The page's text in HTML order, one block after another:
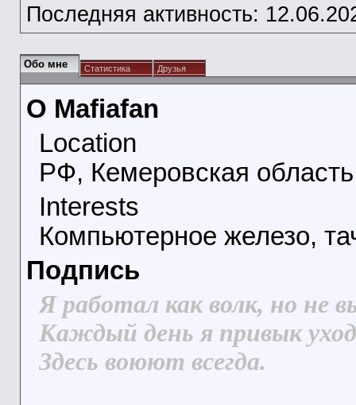
Последняя активность:
Обо мне Статистика Друзья
О Mafiafan
Location
РФ, Кемеровская
Interests
Компьютерное железо,
Подпись
Я работал как волк, но не
Каждый день я привык
Здесь воюют всегда.